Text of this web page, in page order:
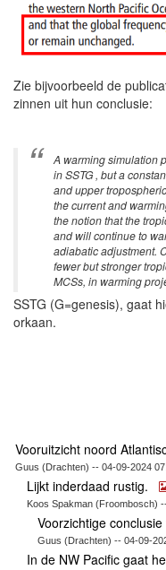
Zie bijvoorbeeld de
zinnen uit hun conclusie:
A warming simulation
in SSTG , but a
and upper
the current and
the notion that the
and will continue to
adiabatic adjustment.
fewer but stronger
MCSs, in warming
SSTG (G=genesis), gaat
orkaan.
Vooruitzicht noord
Guus (Drachten) -- 04-09-2024
Lijkt inderdaad rustig.
Koos Spakman (Froombosch)
Voorzichtige
Guus (Drachten) -- 04-09-
In de NW Pacific gaat